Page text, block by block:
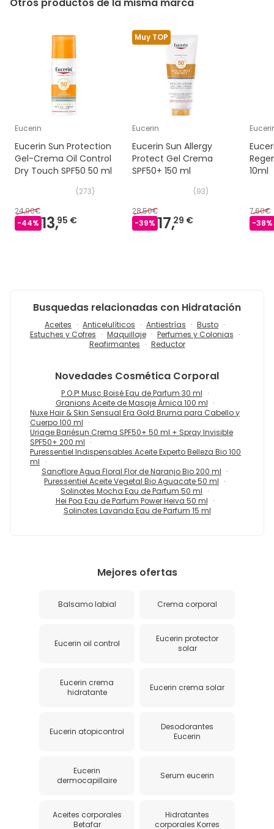
Eucerin
Eucerin Sun Protection
Gel-Crema Oil Control
Dry Touch SPF50 50 ml
(273)
24,90€
-44% 13,95 €
Muy TOP
Eucerin
Eucerin Sun Allergy
Protect Gel Crema
SPF50+ 150 ml
(93)
28,50€
-39% 17,29 €
10ml
7,60€
-38%
Busquedas relacionadas con Hidratación
Aceites Anticelulíticos Antiestrías
Busto
Estuches y Cofres
Maquillaje
Perfumes y Colonias
Reafirmantes
Reductor
Novedades Cosmética Corporal
P.O.P! Musc Boisé Eau de Parfum 30 ml
Granions Aceite de Masaje Árnica 100 ml
Nuxe Hair & Skin Sensual Era Gold Bruma para Cabello y
Cuerpo 100 ml
Uriage Bariésun Crema SPF50+ 50 ml + Spray Invisible
SPF50+ 200 ml
Puressentiel Indispensables Aceite Experto Belleza Bio 100
ml
Sanoflore Agua Floral Flor de Naranjo Bio 200 ml
Puressentiel Aceite Vegetal Bio Aguacate 50 ml
Solinotes Mocha Eau de Parfum 50 ml
Hei Poa Eau de Parfum Power Heiva 50 ml
Solinotes Lavanda Eau de Parfum 15 ml
Mejores ofertas
Balsamo labial Crema corporal
Eucerin oil control
Eucerin protector
solar
Eucerin crema
hidratante
Eucerin crema solar
Eucerin atopicontrol
Desodorantes
Eucerin
Eucerin
dermocapillaire
Serum eucerin
Aceites corporales
Betafar
Hidratantes
corporales Korres